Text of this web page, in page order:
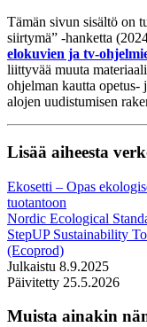
Tämän sivun sisältö on
siirtymä” -hanketta
elokuvien ja tv-
liittyvää muuta
ohjelman kautta opetus-
alojen uudistumisen
Lisää aiheesta
Ekosetti – Opas
tuotantoon
Nordic Ecological
StepUP Sustainability
(Ecoprod)
Julkaistu 8.9.2025
Päivitetty 25.5.2026
Muista ainakin